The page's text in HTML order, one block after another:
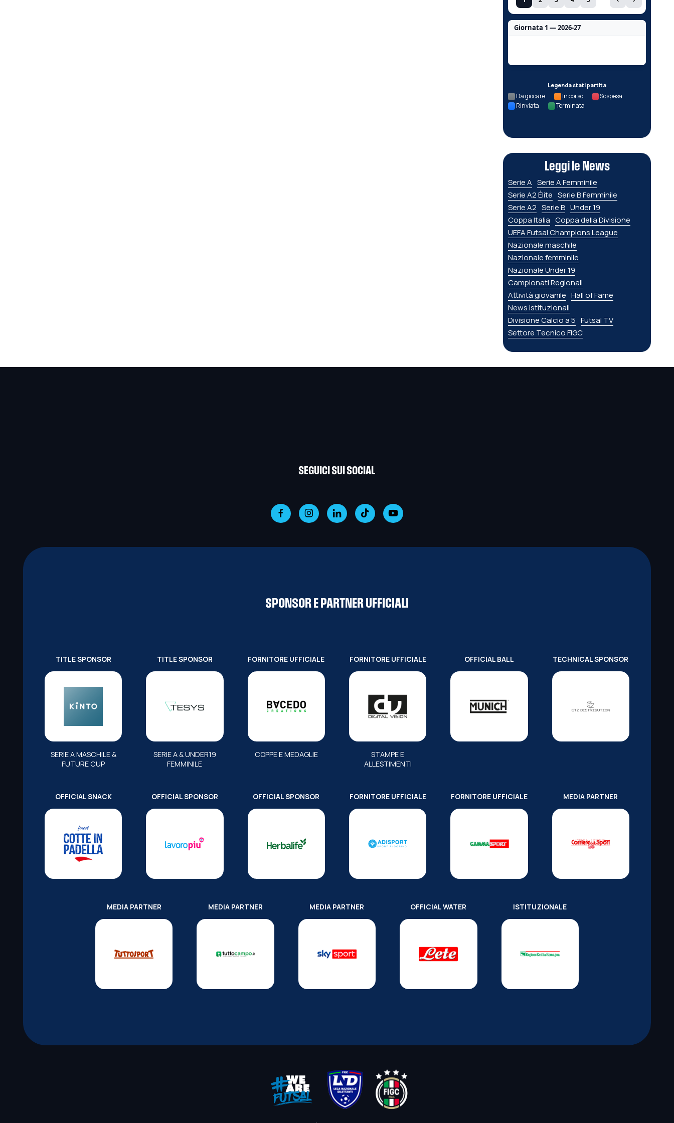
Giornata 1 — 2026-27
Legenda stati partita
Da giocare In corso
Sospesa
Rinviata
Terminata
Leggi le News
Serie A Serie A Femminile
Serie A2 Élite Serie B Femminile
Serie A2 Serie B Under 19
Coppa Italia Coppa della Divisione
UEFA Futsal Champions League
Nazionale maschile
Nazionale femminile
Nazionale Under 19
Campionati Regionali
Attività giovanile Hall of Fame
News istituzionali
Divisione Calcio a 5 Futsal TV
Settore Tecnico FIGC
SEGUICI SUI SOCIAL
SPONSOR E PARTNER UFFICIALI
TITLE SPONSOR
SERIE A MASCHILE &
FUTURE CUP
TITLE SPONSOR
SERIE A & UNDER19
FEMMINILE
FORNITORE UFFICIALE
COPPE E MEDAGLIE
FORNITORE UFFICIALE
STAMPE E
ALLESTIMENTI
OFFICIAL BALL TECHNICAL SPONSOR
OFFICIAL SNACK OFFICIAL SPONSOR OFFICIAL SPONSOR FORNITORE UFFICIALE FORNITORE UFFICIALE MEDIA PARTNER
MEDIA PARTNER MEDIA PARTNER MEDIA PARTNER OFFICIAL WATER ISTITUZIONALE